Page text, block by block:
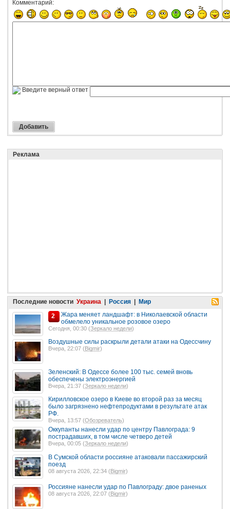
Комментарий:
Введите верный ответ
Реклама
Последние новости Украина | Россия | Мир
2
Жара меняет ландшафт: в Николаевской области
обмелело уникальное розовое озеро
Сегодня, 00:30 (Зеркало недели)
Воздушные силы раскрыли детали атаки на Одессчину
Вчера, 22:07 ( Bigmir)
Зеленский: В Одессе более 100 тыс. семей вновь
обеспечены электроэнергией
Вчера, 21:37 (Зеркало недели)
Кирилловское озеро в Киеве во второй раз за месяц
было загрязнено нефтепродуктами в результате атак
РФ.
Вчера, 13:57 (Обозреватель)
Оккупанты нанесли удар по центру Павлограда: 9
пострадавших, в том числе четверо детей
Вчера, 00:05 (Зеркало недели)
В Сумской области россияне атаковали пассажирский
поезд
08 августа 2026, 22:34 (Bigmir)
Россияне нанесли удар по Павлограду: двое раненых
08 августа 2026, 22:07 ( Bigmir)